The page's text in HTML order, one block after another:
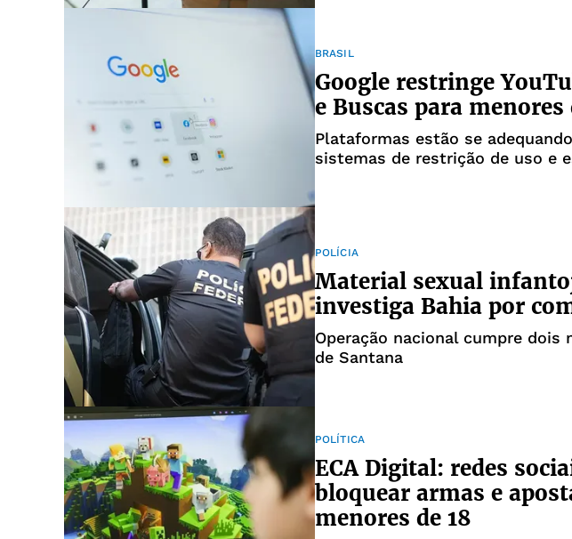
BRASIL
Google restringe
e Buscas para menores
Plataformas estão se
sistemas de restrição de uso e
POLÍCIA
Material sexual
investiga Bahia por
Operação nacional cumpre dois
de Santana
POLÍTICA
ECA Digital: redes
bloquear armas e
menores de 18